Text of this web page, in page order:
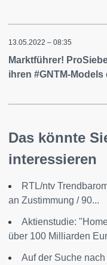
13.05.2022 – 08:35
Marktführer!
ihren #GNTM-
Das könnte
interessieren
RTL/ntv
an Zustimmung / 90...
Aktienstudie:
über 100 Milliarden
Auf der Suche